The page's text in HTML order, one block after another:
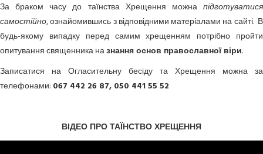
За браком часу до таїнства Хрещення можна підготуватися
самостійно, ознайомившись з відповідними матеріалами на сайті. В
будь-якому випадку перед самим хрещенням потрібно пройти
опитування священника назнання основ православної віри.
Записатися на Огласительну бесіду та Хрещення можна за
телефонами: 067 442 26 87, 050 441 55 52
ВІДЕО ПРО ТАЇНСТВО ХРЕЩЕННЯ